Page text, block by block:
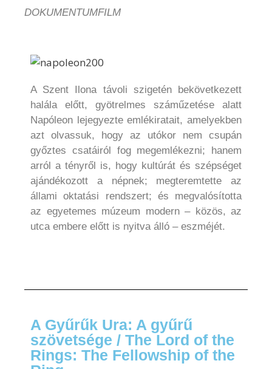
DOKUMENTUMFILM
A Szent Ilona távoli szigetén bekövetkezett
halála előtt, gyötrelmes száműzetése alatt
Napóleon lejegyezte emlékiratait, amelyekben
azt olvassuk, hogy az utókor nem csupán
győztes csatáiról fog megemlékezni; hanem
arról a tényről is, hogy kultúrát és szépséget
ajándékozott a népnek; megteremtette az
állami oktatási rendszert; és megvalósította
az egyetemes múzeum modern – közös, az
utca embere előtt is nyitva álló – eszméjét.
A Gyűrűk Ura: A gyűrű
szövetsége / The Lord of the
Rings: The Fellowship of the